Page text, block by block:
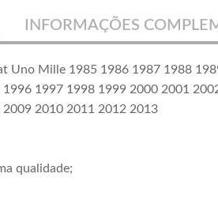
INFORMAÇÕES
Uno Mille 1985 1986 1987 1988
1997 1998 1999 2000 2001
2010 2011 2012 2013
qualidade;